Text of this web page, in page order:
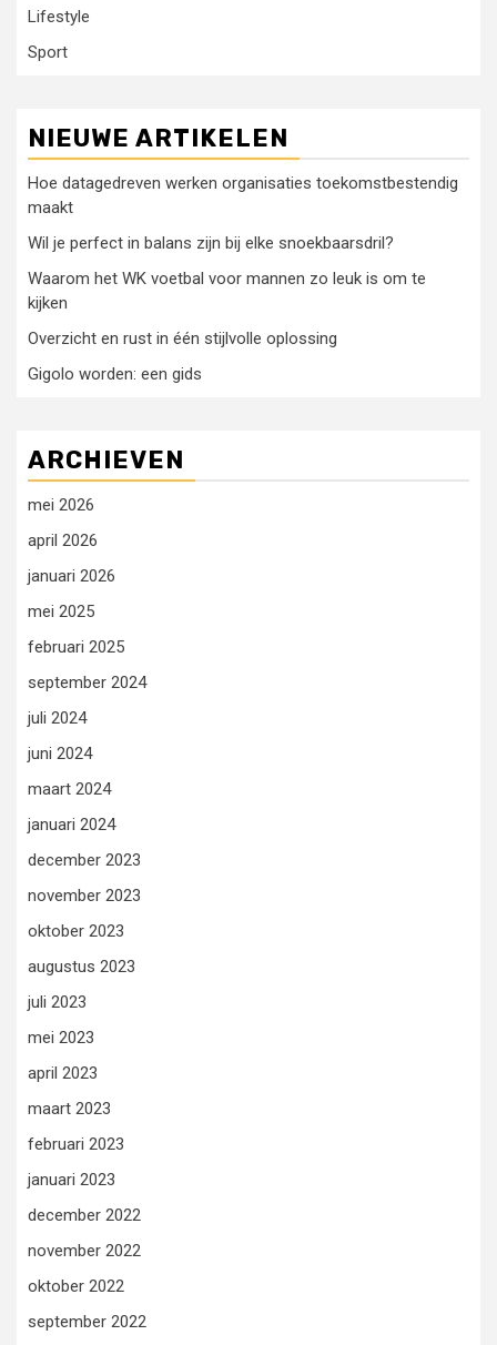
Lifestyle
Sport
NIEUWE ARTIKELEN
Hoe datagedreven werken organisaties toekomstbestendig
maakt
Wil je perfect in balans zijn bij elke snoekbaarsdril?
Waarom het WK voetbal voor mannen zo leuk is om te
kijken
Overzicht en rust in één stijlvolle oplossing
Gigolo worden: een gids
ARCHIEVEN
mei 2026
april 2026
januari 2026
mei 2025
februari 2025
september 2024
juli 2024
juni 2024
maart 2024
januari 2024
december 2023
november 2023
oktober 2023
augustus 2023
juli 2023
mei 2023
april 2023
maart 2023
februari 2023
januari 2023
december 2022
november 2022
oktober 2022
september 2022